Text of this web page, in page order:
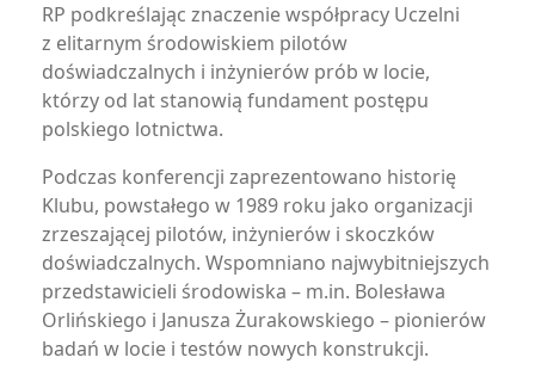
RP podkreślając znaczenie współpracy Uczelni
z elitarnym środowiskiem pilotów
doświadczalnych i inżynierów prób w locie,
którzy od lat stanowią fundament postępu
polskiego lotnictwa.
Podczas konferencji zaprezentowano historię
Klubu, powstałego w 1989 roku jako organizacji
zrzeszającej pilotów, inżynierów i skoczków
doświadczalnych. Wspomniano najwybitniejszych
przedstawicieli środowiska – m.in. Bolesława
Orlińskiego i Janusza Żurakowskiego – pionierów
badań w locie i testów nowych konstrukcji.